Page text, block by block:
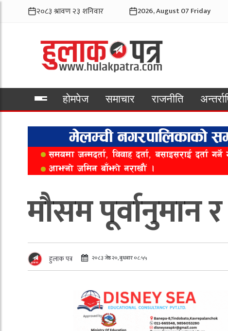
2026, August 07 Friday
होमपेज समाचार राजनीति
मौसम
हुलाक पत्र २०८३ जेष्ठ २०, बुधबार ०८:५५